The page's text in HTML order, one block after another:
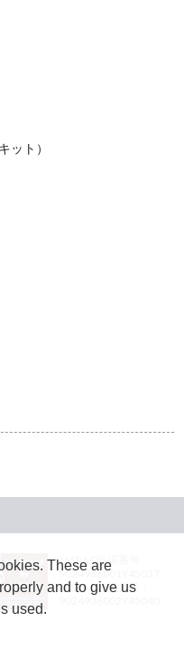
These are
and to give us
used.
ット）
JASRAC許諾番号：
9024936001Y45037
JASRAC許諾番号：